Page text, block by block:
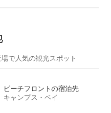
で人気の観光スポット
ビーチフロントの宿泊先
キャンプス・ベイ